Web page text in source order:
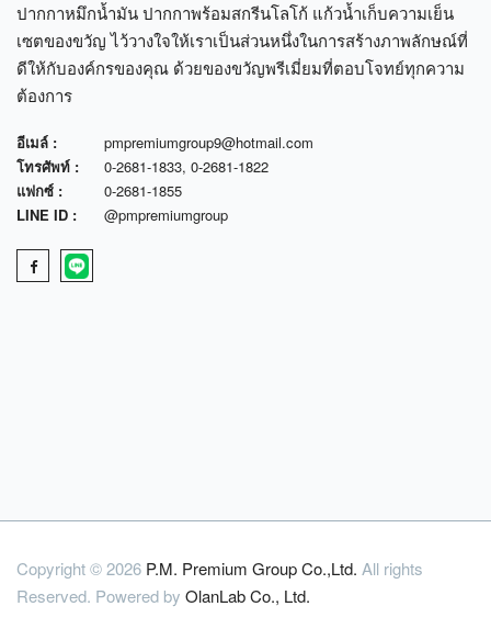
ปากกาหมึกน้ำมัน ปากกาพร้อมสกรีนโลโก้ แก้วน้ำเก็บความเย็น
เซตของขวัญ ไว้วางใจให้เราเป็นส่วนหนึ่งในการสร้างภาพลักษณ์ที่
ดีให้กับองค์กรของคุณ ด้วยของขวัญพรีเมี่ยมที่ตอบโจทย์ทุกความ
ต้องการ
อีเมล์ :
pmpremiumgroup9@hotmail.com
โทรศัพท์ :
0-2681-1833, 0-2681-1822
แฟกซ์ :
0-2681-1855
LINE ID :
@pmpremiumgroup
Copyright © 2026 P.M. Premium Group Co.,Ltd. All rights
Reserved. Powered by OlanLab Co., Ltd.